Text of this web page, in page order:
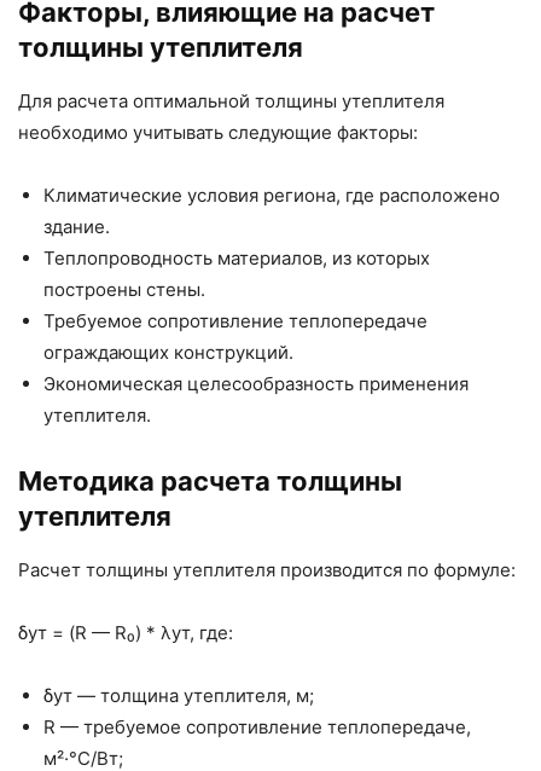
Факторы, влияющие на расчет
толщины утеплителя
Для расчета оптимальной толщины утеплителя
необходимо учитывать следующие факторы:
Климатические условия региона, где расположено
здание.
Теплопроводность материалов, из которых
построены стены.
Требуемое сопротивление теплопередаче
ограждающих конструкций.
Экономическая целесообразность применения
утеплителя.
Методика расчета толщины
утеплителя
Расчет толщины утеплителя производится по формуле:
δут = (R — R₀) * λут, где:
δут — толщина утеплителя, м;
R — требуемое сопротивление теплопередаче,
м²·°С/Вт;